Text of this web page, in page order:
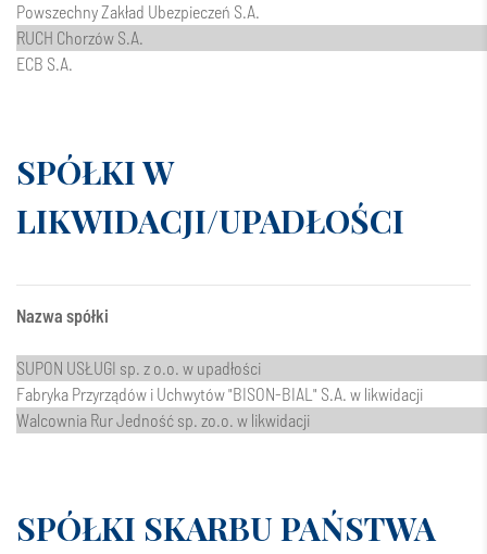
Powszechny Zakład Ubezpieczeń S.A.
RUCH Chorzów S.A.
ECB S.A.
SPÓŁKI W
LIKWIDACJI/UPADŁOŚCI
Nazwa spółki
SUPON USŁUGI sp. z o.o. w upadłości
Fabryka Przyrządów i Uchwytów "BISON-BIAL" S.A. w likwidacji
Walcownia Rur Jedność sp. zo.o. w likwidacji
SPÓŁKI SKARBU PAŃSTWA